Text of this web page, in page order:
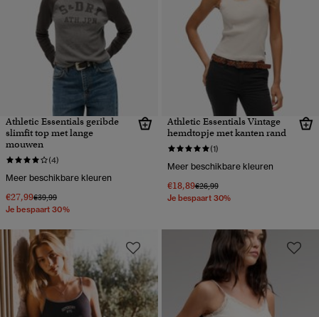
Athletic Essentials geribde
slimfit top met lange
mouwen
(4)
Meer beschikbare kleuren
€27,99Prijs verlaagd van
€39,99naar
Je bespaart 30%
Athletic Essentials Vintage
hemdtopje met kanten rand
(1)
Meer beschikbare kleuren
€18,89Prijs verlaagd van
€26,99naar
Je bespaart 30%